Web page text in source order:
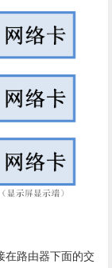
在路由器下面的交